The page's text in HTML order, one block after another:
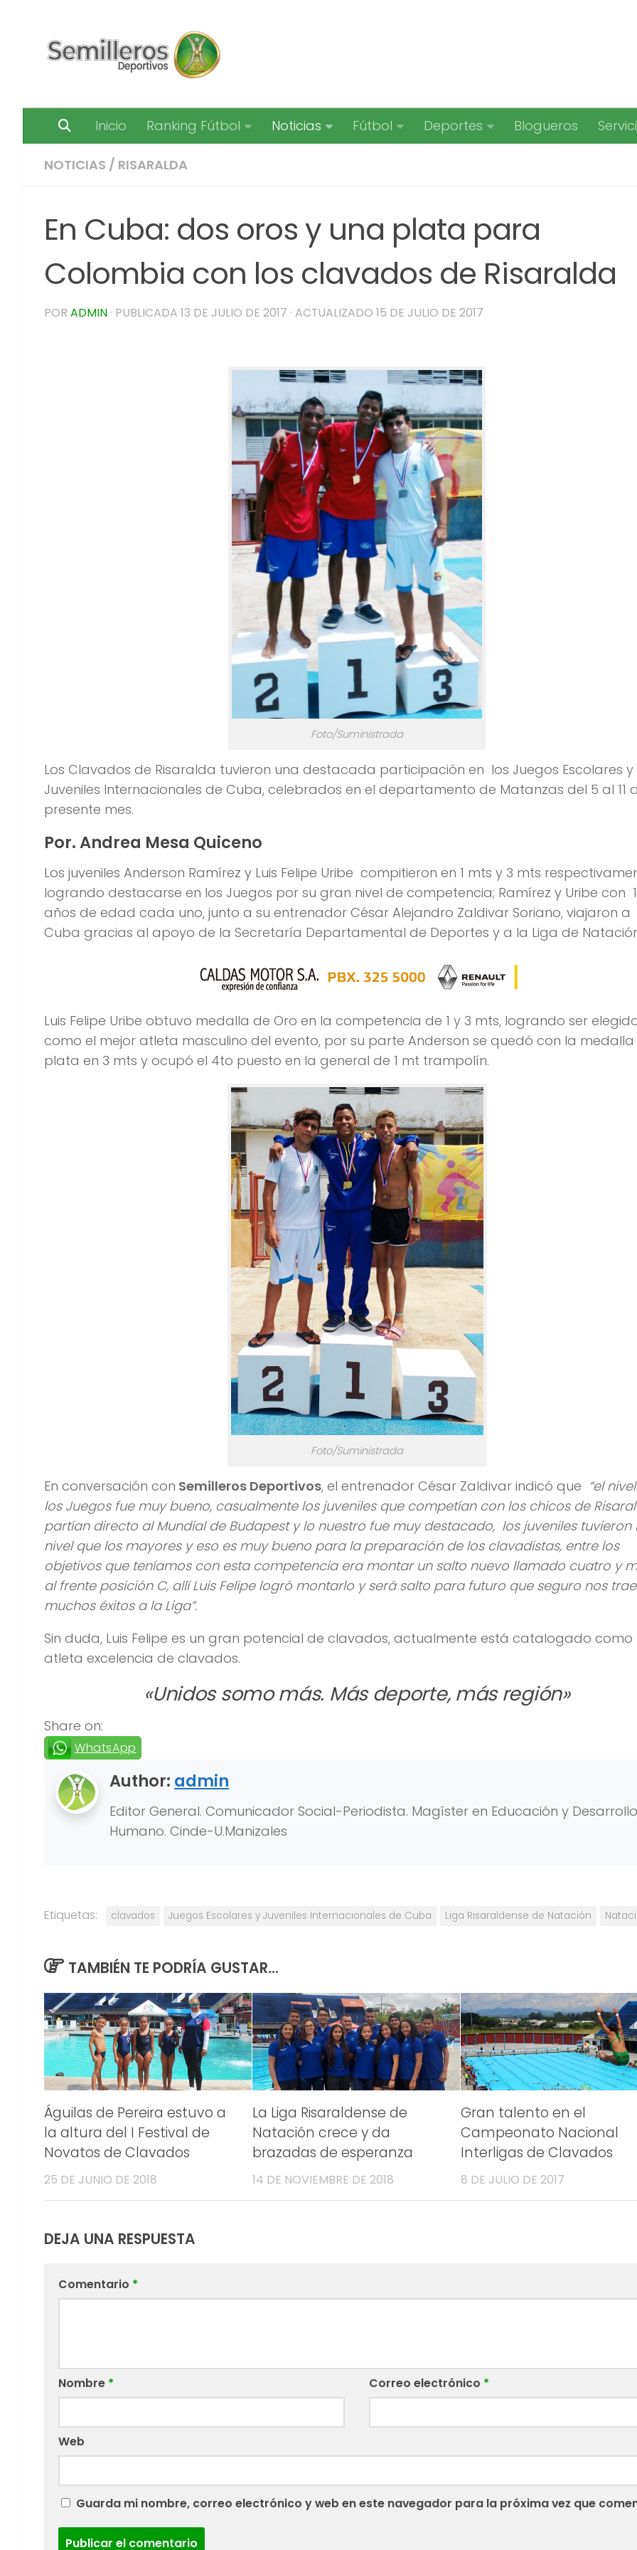
Inicio Ranking Fútbol Noticias Fútbol Deportes Blogueros
NOTICIAS / RISARALDA
En Cuba: dos oros y una plata para
Colombia con los clavados de Risaralda
POR ADMIN · PUBLICADA 13 DE JULIO DE 2017 · ACTUALIZADO 15 DE JULIO DE 2017
Foto/Suministrada
Los Clavados de Risaralda tuvieron una destacada participación en los Juegos Escolares y
Juveniles Internacionales de Cuba, celebrados en el departamento de Matanzas del 5 al 11
presente mes.
Por. Andrea Mesa Quiceno
Los juveniles Anderson Ramírez y Luis Felipe Uribe compitieron en 1 mts y 3 mts
logrando destacarse en los Juegos por su gran nivel de competencia; Ramírez y Uribe con
años de edad cada uno, junto a su entrenador César Alejandro Zaldivar Soriano, viajaron a
Cuba gracias al apoyo de la Secretaría Departamental de Deportes y a la Liga de
Luis Felipe Uribe obtuvo medalla de Oro en la competencia de 1 y 3 mts, logrando ser
como el mejor atleta masculino del evento, por su parte Anderson se quedó con la
plata en 3 mts y ocupó el 4to puesto en la general de 1 mt trampolín.
Foto/Suministrada
En conversación con Semilleros Deportivos, el entrenador César Zaldivar indicó que “el
los Juegos fue muy bueno, casualmente los juveniles que competían con los chicos de
partían directo al Mundial de Budapest y lo nuestro fue muy destacado, los juveniles tuvieron
nivel que los mayores y eso es muy bueno para la preparación de los clavadistas, entre los
objetivos que teníamos con esta competencia era montar un salto nuevo llamado cuatro y
al frente posición C, allí Luis Felipe logró montarlo y será salto para futuro que seguro nos
muchos éxitos a la Liga”.
Sin duda, Luis Felipe es un gran potencial de clavados, actualmente está catalogado como
atleta excelencia de clavados.
«Unidos somo más. Más deporte, más región»
Share on:
WhatsApp
Author: admin
Editor General. Comunicador Social-Periodista. Magíster en Educación y Desarrollo
Humano. Cinde-U.Manizales
Etiquetas: clavados Juegos Escolares y Juveniles Internacionales de Cuba Liga Risaraldense de Natación
TAMBIÉN TE PODRÍA GUSTAR...
Águilas de Pereira estuvo a
la altura del I Festival de
Novatos de Clavados
25 DE JUNIO DE 2018
La Liga Risaraldense de
Natación crece y da
brazadas de esperanza
14 DE NOVIEMBRE DE 2018
Gran talento en el
Campeonato Nacional
Interligas de Clavados
8 DE JULIO DE 2017
DEJA UNA RESPUESTA
Comentario *
Nombre * Correo electrónico *
Web
Guarda mi nombre, correo electrónico y web en este navegador para la próxima vez que